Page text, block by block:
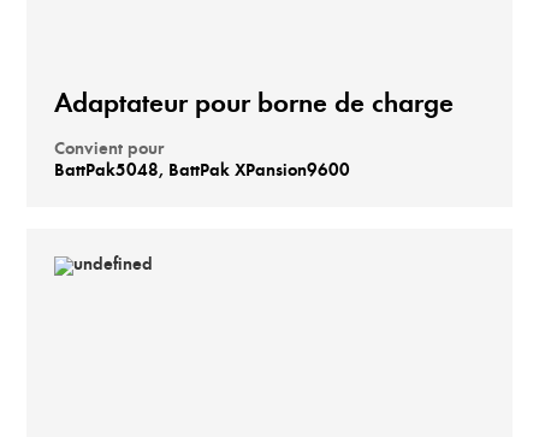
Adaptateur pour borne de charge
Convient pour
BattPak5048, BattPak XPansion9600